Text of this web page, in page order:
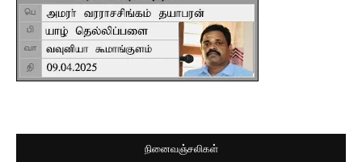
நினைவஞ்சலிகள்